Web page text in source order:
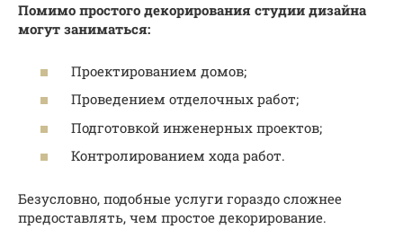
Помимо простого декорирования студии дизайна
могут заниматься:
Проектированием домов;
Проведением отделочных работ;
Подготовкой инженерных проектов;
Контролированием хода работ.
Безусловно, подобные услуги гораздо сложнее
предоставлять, чем простое декорирование.